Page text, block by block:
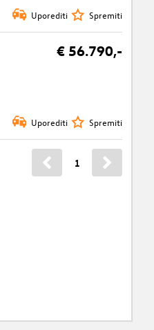
Uporediti Spremiti
€ 56.790,-
Uporediti Spremiti
1